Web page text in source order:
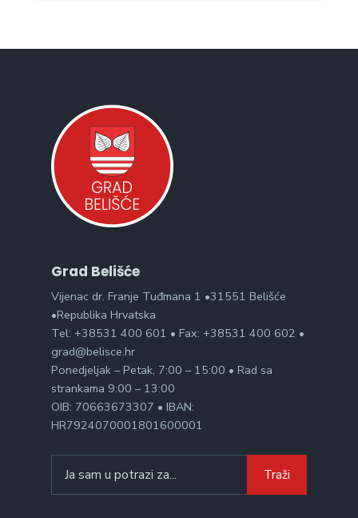
Grad Belišće
Vijenac dr. Franje Tuđmana 1 •31551 Belišće
•Republika Hrvatska
Tel: +38531 400 601 • Fax: +38531 400 602 •
grad@belisce.hr
Ponedjeljak – Petak, 7:00 – 15:00 • Rad sa
strankama 9:00 – 13:00
OIB: 70663673307 • IBAN:
HR7924070001801600001
for:
Traži